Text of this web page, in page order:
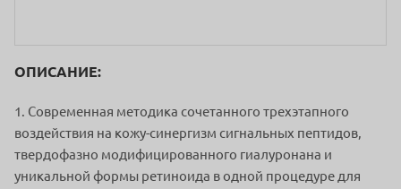
ОПИСАНИЕ:
1. Современная методика сочетанного трехэтапного
воздействия на кожу-синергизм сигнальных пептидов,
твердофазно модифицированного гиалуронана и
уникальной формы ретиноида в одной процедуре для